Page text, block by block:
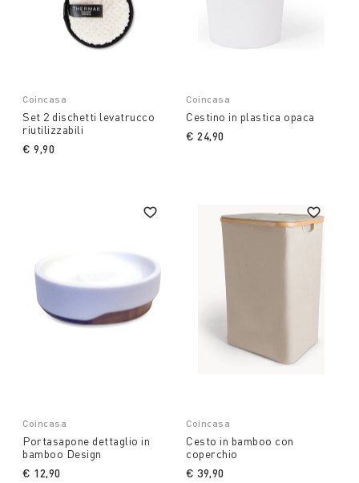
Coincasa
Set 2 dischetti levatrucco
riutilizzabili
€ 9,90
Coincasa
Cestino in plastica opaca
€ 24,90
Coincasa
Portasapone dettaglio in
bamboo Design
€ 12,90
Coincasa
Cesto in bamboo con
coperchio
€ 39,90